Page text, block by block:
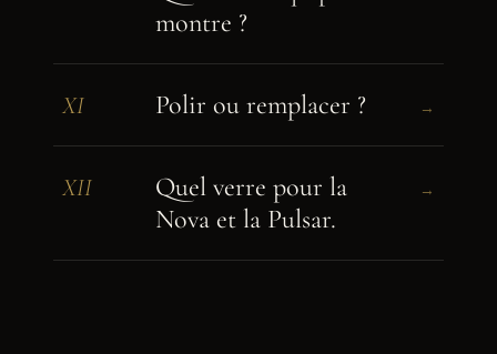
montre ?
XI Polir ou remplacer ? →
XII
Quel verre pour la
Nova et la Pulsar.
→